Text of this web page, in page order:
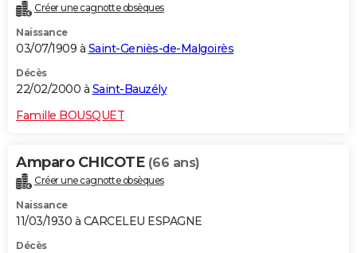
Créer une cagnotte obsèques
Naissance
03/07/1909 à Saint-Geniès-de-Malgoirès
Décès
22/02/2000 à Saint-Bauzély
Famille BOUSQUET
Amparo CHICOTE (66 ans)
Créer une cagnotte obsèques
Naissance
11/03/1930 à CARCELEU ESPAGNE
Décès